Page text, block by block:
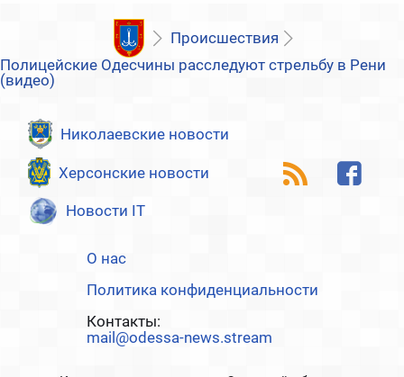
Происшествия
Полицейские Одесчины расследуют стрельбу в Рени
(видео)
Николаевские новости
Херсонские новости
Новости IT
О нас
Политика конфиденциальности
Контакты:
mail@odessa-news.stream